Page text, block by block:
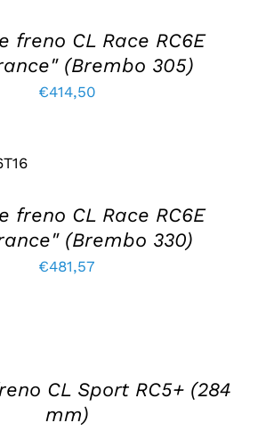
freno CL Race RC6E
(Brembo 305)
€414,50
freno CL Race RC6E
(Brembo 330)
€481,57
CL Sport RC5+ (284
mm)